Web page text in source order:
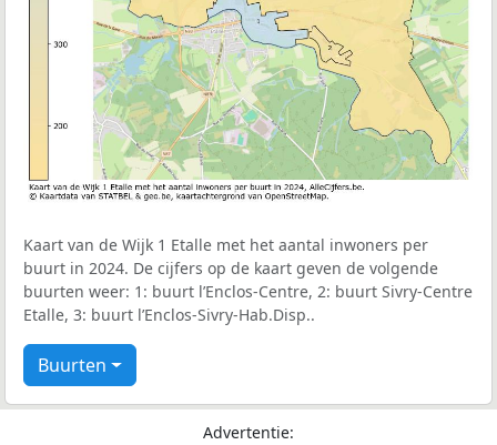
Kaart van de Wijk 1 Etalle met het aantal inwoners per
buurt in 2024. De cijfers op de kaart geven de volgende
buurten weer: 1: buurt l’Enclos-Centre, 2: buurt Sivry-Centre
Etalle, 3: buurt l’Enclos-Sivry-Hab.Disp..
Buurten
Advertentie: